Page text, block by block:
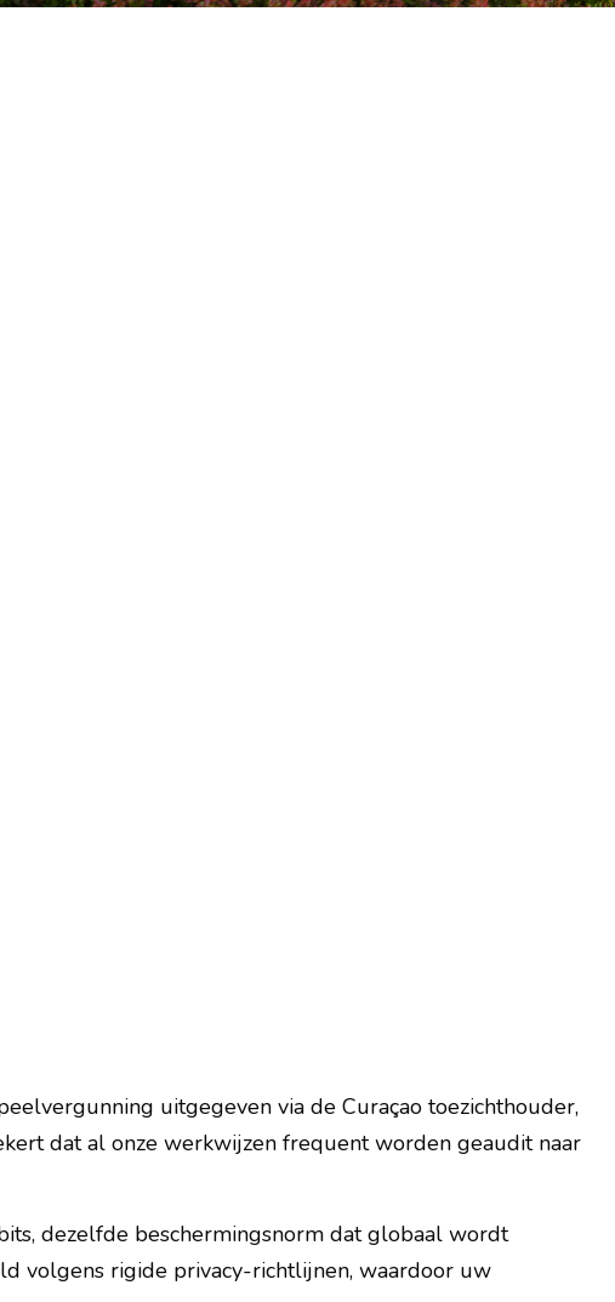
uitgegeven via de Curaçao toezichthouder,
dat al onze werkwijzen frequent worden geaudit naar
dezelfde beschermingsnorm dat globaal wordt
volgens rigide privacy-richtlijnen, waardoor uw